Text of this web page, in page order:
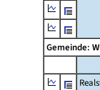
Gemeinde: